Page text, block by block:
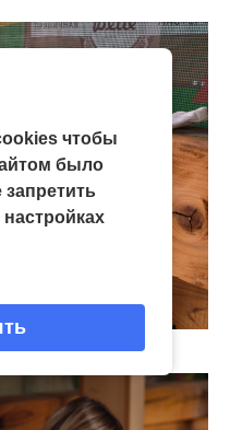
чтобы
было